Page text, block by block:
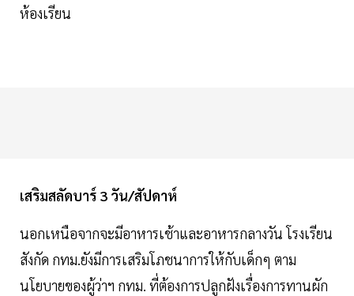
ห้องเรียน
เสริมสลัดบาร์ 3 วัน/สัปดาห์
นอกเหนือจากจะมีอาหารเช้าและอาหารกลางวัน โรงเรียน
สังกัด กทม.ยังมีการเสริมโภชนาการให้กับเด็กๆ ตาม
นโยบายของผู้ว่าฯ กทม. ที่ต้องการปลูกฝังเรื่องการทานผัก